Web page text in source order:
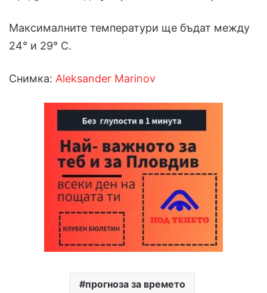
Максималните температури ще бъдат между
24° и 29° С.
Снимка: Aleksander Marinov
прогноза за времето